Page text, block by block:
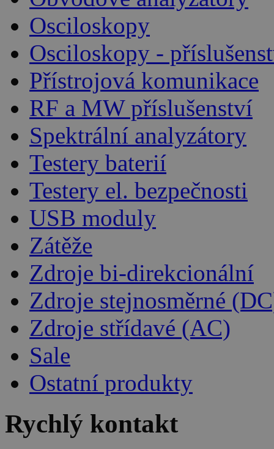
Osciloskopy
Osciloskopy -
Přístrojová komunikace
RF a MW příslušenství
Spektrální analyzátory
Testery baterií
Testery el. bezpečnosti
USB moduly
Zátěže
Zdroje bi-direkcionální
Zdroje stejnosměrné
Zdroje střídavé (AC)
Sale
Ostatní produkty
Rychlý kontakt